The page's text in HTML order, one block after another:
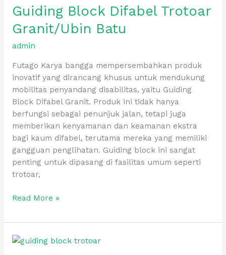
Guiding Block Difabel Trotoar
Granit/Ubin Batu
admin
Futago Karya bangga mempersembahkan produk
inovatif yang dirancang khusus untuk mendukung
mobilitas penyandang disabilitas, yaitu Guiding
Block Difabel Granit. Produk ini tidak hanya
berfungsi sebagai penunjuk jalan, tetapi juga
memberikan kenyamanan dan keamanan ekstra
bagi kaum difabel, terutama mereka yang memiliki
gangguan penglihatan. Guiding block ini sangat
penting untuk dipasang di fasilitas umum seperti
trotoar,
Difabel
Granit/Ubin
Batu
Read More »
Guiding